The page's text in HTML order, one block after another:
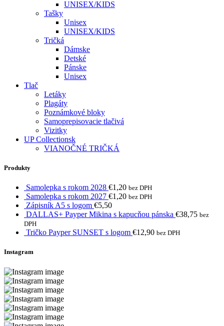
UNISEX/KIDS
Tašky
Unisex
UNISEX/KIDS
Tričká
Dámske
Detské
Pánske
Unisex
Tlač
Letáky
Plagáty
Poznámkové bloky
Samoprepisovacie tlačivá
Vizitky
UP Collectionsk
VIANOČNÉ TRIČKÁ
Produkty
Samolepka s rokom 2028 €1,20 bez DPH
Samolepka s rokom 2027 €1,20 bez DPH
Zápisník A5 s logom €5,50
DALLAS+ Payper Mikina s kapucňou pánska €38,75 bez
DPH
Tričko Payper SUNSET s logom €12,90 bez DPH
Instagram